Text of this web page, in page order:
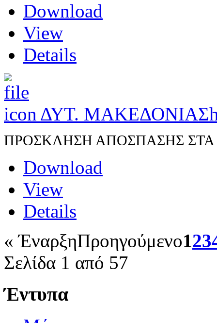
Download
View
Details
ΔΥΤ. ΜΑΚΕΔΟΝΙΑΣ
ΠΡΟΣΚΛΗΣΗ ΑΠΟΣΠΑΣΗΣ ΣΤΑ
Download
View
Details
«ΈναρξηΠροηγούμενο123
Σελίδα 1 από 57
Έντυπα